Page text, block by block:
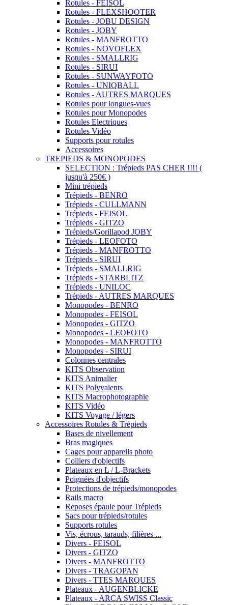
Rotules - FEISOL
Rotules - FLEXSHOOTER
Rotules - JOBU DESIGN
Rotules - JOBY
Rotules - MANFROTTO
Rotules - NOVOFLEX
Rotules - SMALLRIG
Rotules - SIRUI
Rotules - SUNWAYFOTO
Rotules - UNIQBALL
Rotules - AUTRES MARQUES
Rotules pour longues-vues
Rotules pour Monopodes
Rotules Electriques
Rotules Vidéo
Supports pour rotules
Accessoires
TREPIEDS & MONOPODES
SELECTION : Trépieds PAS CHER !!!! (
jusqu'à 250€ )
Mini trépieds
Trépieds - BENRO
Trépieds - CULLMANN
Trépieds - FEISOL
Trépieds - GITZO
Trépieds/Gorillapod JOBY
Trépieds - LEOFOTO
Trépieds - MANFROTTO
Trépieds - SIRUI
Trépieds - SMALLRIG
Trépieds - STARBLITZ
Trépieds - UNILOC
Trépieds - AUTRES MARQUES
Monopodes - BENRO
Monopodes - FEISOL
Monopodes - GITZO
Monopodes - LEOFOTO
Monopodes - MANFROTTO
Monopodes - SIRUI
Colonnes centrales
KITS Observation
KITS Animalier
KITS Polyvalents
KITS Macrophotographie
KITS Vidéo
KITS Voyage / légers
Accessoires Rotules & Trépieds
Bases de nivellement
Bras magiques
Cages pour appareils photo
Colliers d'objectifs
Plateaux en L / L-Brackets
Poignées d'objectifs
Protections de trépieds/monopodes
Rails macro
Reposes épaule pour Trépieds
Sacs pour trépieds/rotules
Supports rotules
Vis, écrous, tarauds, filières ...
Divers - FEISOL
Divers - GITZO
Divers - MANFROTTO
Divers - TRAGOPAN
Divers - TTES MARQUES
Plateaux - AUGENBLICKE
Plateaux - ARCA SWISS Classic